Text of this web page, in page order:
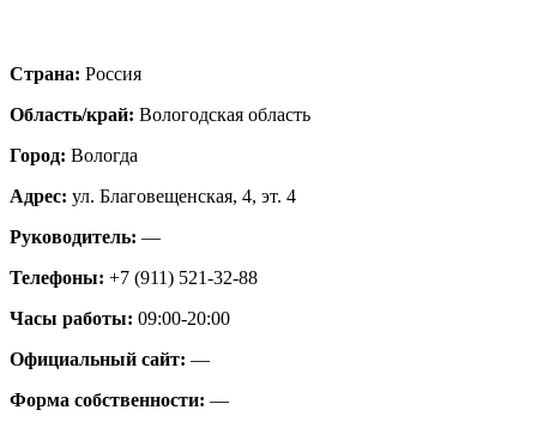
Страна: Россия
Область/край: Вологодская область
Город: Вологда
Адрес: ул. Благовещенская, 4, эт. 4
Руководитель: —
Телефоны: +7 (911) 521-32-88
Часы работы: 09:00-20:00
Официальный сайт: —
Форма собственности: —